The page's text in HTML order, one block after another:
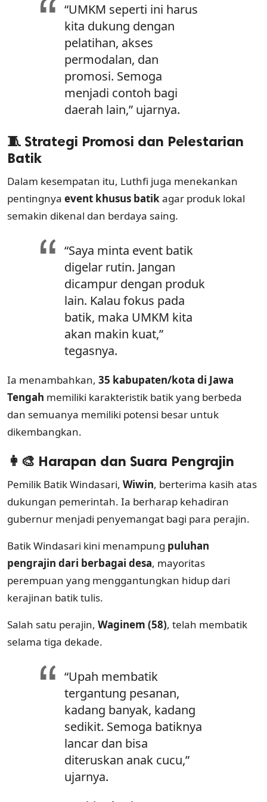
“UMKM seperti ini harus
kita dukung dengan
pelatihan, akses
permodalan, dan
promosi. Semoga
menjadi contoh bagi
daerah lain,” ujarnya.
🧵 Strategi Promosi dan Pelestarian
Batik
Dalam kesempatan itu, Luthfi juga menekankan
pentingnya event khusus batikagar produk lokal
semakin dikenal dan berdaya saing.
“Saya minta event batik
digelar rutin. Jangan
dicampur dengan produk
lain. Kalau fokus pada
batik, maka UMKM kita
akan makin kuat,”
tegasnya.
Ia menambahkan, 35 kabupaten/kota di Jawa
Tengah memiliki karakteristik batik yang berbeda
dan semuanya memiliki potensi besar untuk
dikembangkan.
👩‍🎨 Harapan dan Suara Pengrajin
Pemilik Batik Windasari, Wiwin, berterima kasih atas
dukungan pemerintah. Ia berharap kehadiran
gubernur menjadi penyemangat bagi para perajin.
Batik Windasari kini menampung puluhan
pengrajin dari berbagai desa, mayoritas
perempuan yang menggantungkan hidup dari
kerajinan batik tulis.
Salah satu perajin, Waginem (58), telah membatik
selama tiga dekade.
“Upah membatik
tergantung pesanan,
kadang banyak, kadang
sedikit. Semoga batiknya
lancar dan bisa
diteruskan anak cucu,”
ujarnya.